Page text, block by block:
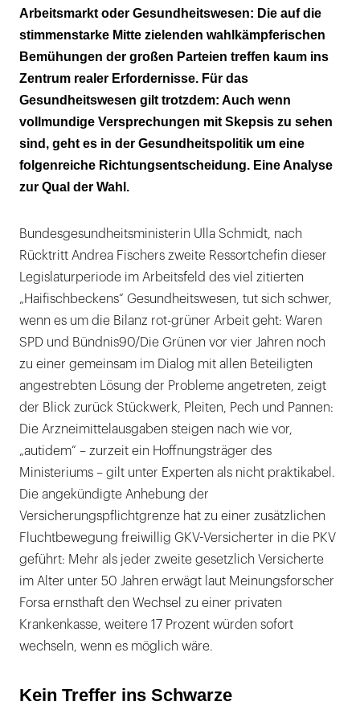
Schwarz auf Weiß: die Wahlprüfsteine
Arbeitsmarkt oder Gesundheitswesen: Die auf die
stimmenstarke Mitte zielenden wahlkämpferischen
Bemühungen der großen Parteien treffen kaum ins
Zentrum realer Erfordernisse. Für das
Gesundheitswesen gilt trotzdem: Auch wenn
vollmundige Versprechungen mit Skepsis zu sehen
sind, geht es in der Gesundheitspolitik um eine
folgenreiche Richtungsentscheidung. Eine Analyse
zur Qual der Wahl.
Bundesgesundheitsministerin Ulla Schmidt, nach
Rücktritt Andrea Fischers zweite Ressortchefin dieser
Legislaturperiode im Arbeitsfeld des viel zitierten
„Haifischbeckens“ Gesundheitswesen, tut sich schwer,
wenn es um die Bilanz rot-grüner Arbeit geht: Waren
SPD und Bündnis90/Die Grünen vor vier Jahren noch
zu einer gemeinsam im Dialog mit allen Beteiligten
angestrebten Lösung der Probleme angetreten, zeigt
der Blick zurück Stückwerk, Pleiten, Pech und Pannen:
Die Arzneimittelausgaben steigen nach wie vor,
„autidem“ – zurzeit ein Hoffnungsträger des
Ministeriums – gilt unter Experten als nicht praktikabel.
Die angekündigte Anhebung der
Versicherungspflichtgrenze hat zu einer zusätzlichen
Fluchtbewegung freiwillig GKV-Versicherter in die PKV
geführt: Mehr als jeder zweite gesetzlich Versicherte
im Alter unter 50 Jahren erwägt laut Meinungsforscher
Forsa ernsthaft den Wechsel zu einer privaten
Krankenkasse, weitere 17 Prozent würden sofort
wechseln, wenn es möglich wäre.
Kein Treffer ins Schwarze